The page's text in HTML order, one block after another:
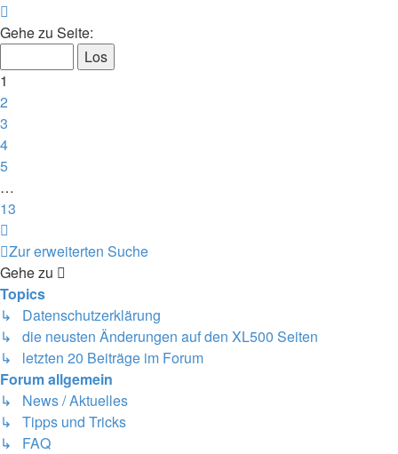
1
13
Gehe zu Seite:
1
2
3
4
5
…
13
Zur erweiterten Suche
Gehe zu
Topics
↳ Datenschutzerklärung
↳ die neusten Änderungen auf den XL500 Seiten
↳ letzten 20 Beiträge im Forum
Forum allgemein
↳ News / Aktuelles
↳ Tipps und Tricks
↳ FAQ